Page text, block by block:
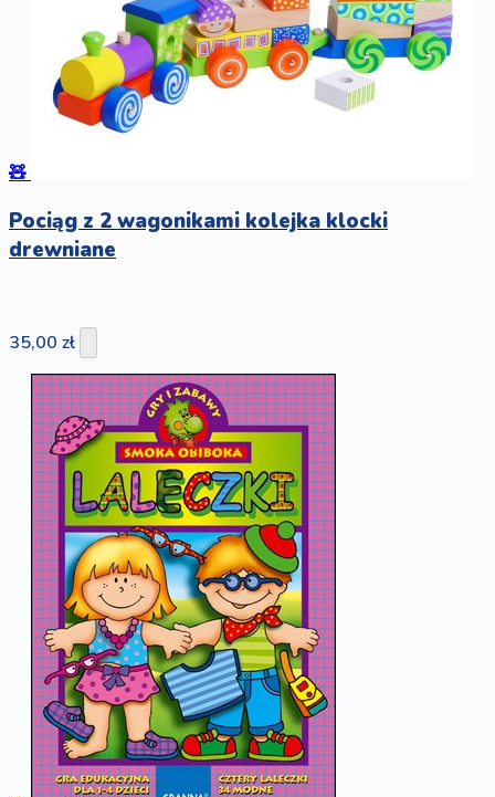
🧸
Pociąg z 2 wagonikami kolejka klocki
drewniane
35,00 zł